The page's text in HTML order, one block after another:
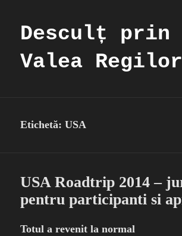
Desculț prin
Valea Regilor
Etichetă:USA
USA Roadtrip 2014 –
pentru participanti si
Totul a revenit la normal